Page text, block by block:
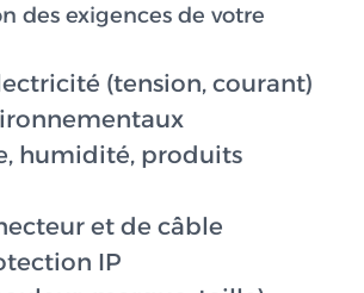
des exigences de votre
(tension, courant)
humidité, produits
et de câble
IP